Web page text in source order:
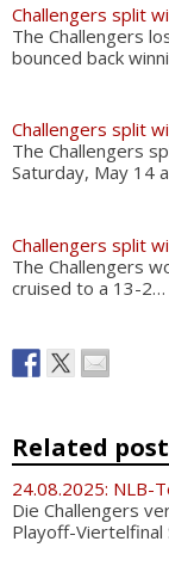
Challengers split
The Challengers
bounced back
Challengers split
The Challengers
Saturday, May 14
Challengers split
The Challengers
cruised to a 13-2…
Related
24.08.2025: NLB-
Die Challengers
Playoff-Viertelfinal